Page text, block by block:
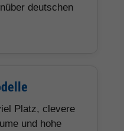
deutschen
Platz, clevere
und hohe